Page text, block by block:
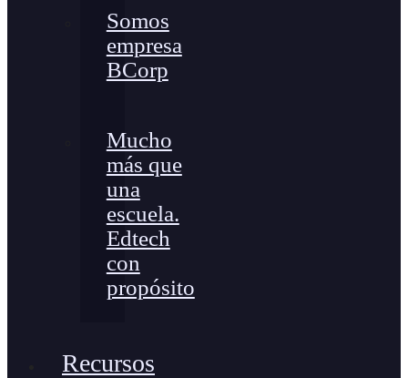
Somos
empresa
BCorp
Mucho
más que
una
escuela.
Edtech
con
propósito
Recursos